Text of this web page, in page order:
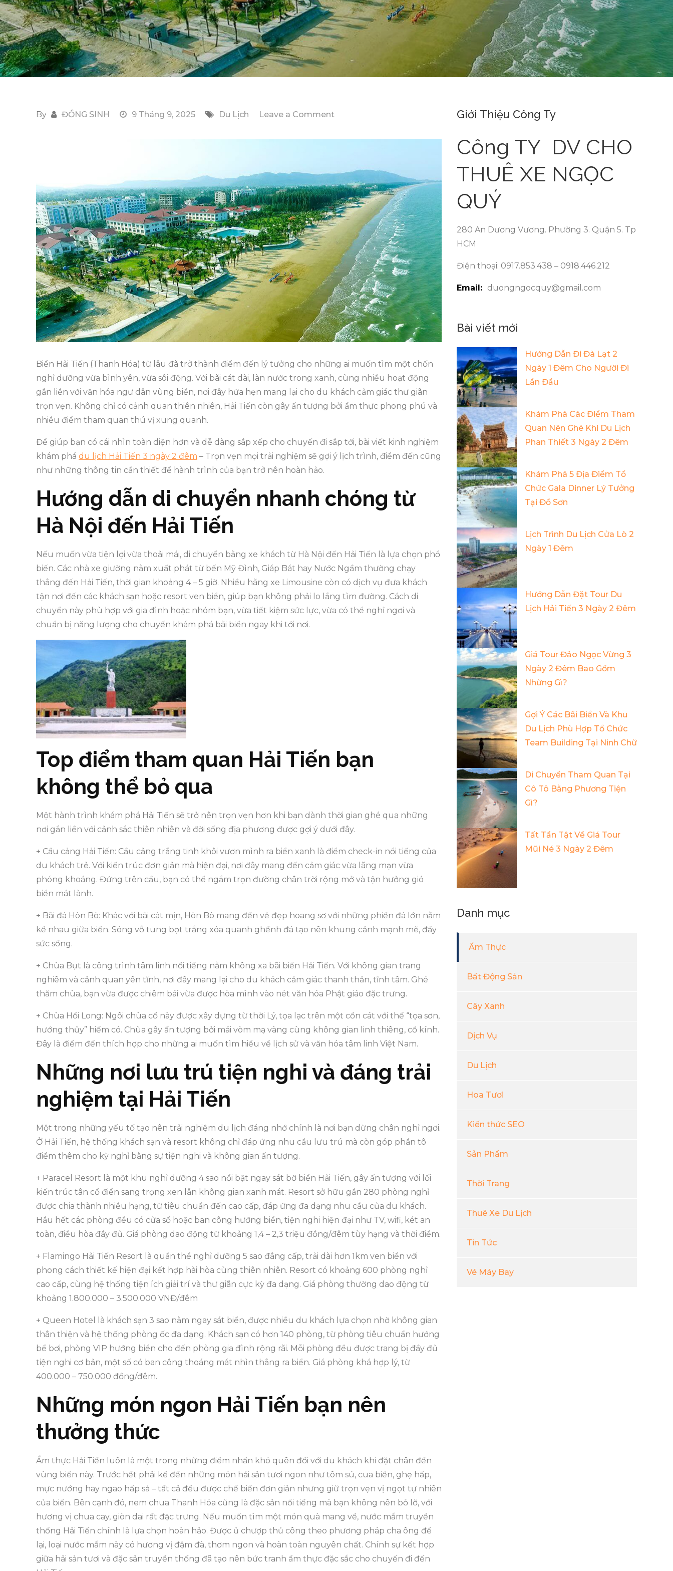
By ĐỒNG SINH 9 Tháng 9, 2025 Du Lịch Leave a Comment
Nghiệm
Phá
Hải
Tiến
3
Ngày
2
Đêm
–
Trọn
Vẹn
Mọi
Trải
Nghiệm
Biển Hải Tiến (Thanh Hóa) từ lâu đã trở thành điểm đến lý tưởng cho những ai muốn tìm một chốn
nghỉ dưỡng vừa bình yên, vừa sôi động. Với bãi cát dài, làn nước trong xanh, cùng nhiều hoạt động
gắn liền với văn hóa ngư dân vùng biển, nơi đây hứa hẹn mang lại cho du khách cảm giác thư giãn
trọn vẹn. Không chỉ có cảnh quan thiên nhiên, Hải Tiến còn gây ấn tượng bởi ẩm thực phong phú và
nhiều điểm tham quan thú vị xung quanh.
Để giúp bạn có cái nhìn toàn diện hơn và dễ dàng sắp xếp cho chuyến đi sắp tới, bài viết kinh nghiệm
khám phá du lịch Hải Tiến 3 ngày 2 đêm – Trọn vẹn mọi trải nghiệm sẽ gợi ý lịch trình, điểm đến cũng
như những thông tin cần thiết để hành trình của bạn trở nên hoàn hảo.
Hướng dẫn di chuyển nhanh chóng từ
Hà Nội đến Hải Tiến
Nếu muốn vừa tiện lợi vừa thoải mái, di chuyển bằng xe khách từ Hà Nội đến Hải Tiến là lựa chọn phổ
biến. Các nhà xe giường nằm xuất phát từ bến Mỹ Đình, Giáp Bát hay Nước Ngầm thường chạy
thẳng đến Hải Tiến, thời gian khoảng 4 – 5 giờ. Nhiều hãng xe Limousine còn có dịch vụ đưa khách
tận nơi đến các khách sạn hoặc resort ven biển, giúp bạn không phải lo lắng tìm đường. Cách di
chuyển này phù hợp với gia đình hoặc nhóm bạn, vừa tiết kiệm sức lực, vừa có thể nghỉ ngơi và
chuẩn bị năng lượng cho chuyến khám phá bãi biển ngay khi tới nơi.
Top điểm tham quan Hải Tiến bạn
không thể bỏ qua
Một hành trình khám phá Hải Tiến sẽ trở nên trọn vẹn hơn khi bạn dành thời gian ghé qua những
nơi gắn liền với cảnh sắc thiên nhiên và đời sống địa phương được gợi ý dưới đây.
+ Cầu cảng Hải Tiến: Cầu cảng trắng tinh khôi vươn mình ra biển xanh là điểm check-in nổi tiếng của
du khách trẻ. Với kiến trúc đơn giản mà hiện đại, nơi đây mang đến cảm giác vừa lãng mạn vừa
phóng khoáng. Đứng trên cầu, bạn có thể ngắm trọn đường chân trời rộng mở và tận hưởng gió
biển mát lành.
+ Bãi đá Hòn Bò: Khác với bãi cát mịn, Hòn Bò mang đến vẻ đẹp hoang sơ với những phiến đá lớn nằm
kề nhau giữa biển. Sóng vỗ tung bọt trắng xóa quanh ghềnh đá tạo nên khung cảnh mạnh mẽ, đầy
sức sống.
+ Chùa Bụt là công trình tâm linh nổi tiếng nằm không xa bãi biển Hải Tiến. Với không gian trang
nghiêm và cảnh quan yên tĩnh, nơi đây mang lại cho du khách cảm giác thanh thản, tĩnh tâm. Ghé
thăm chùa, bạn vừa được chiêm bái vừa được hòa mình vào nét văn hóa Phật giáo đặc trưng.
+ Chùa Hồi Long: Ngôi chùa cổ này được xây dựng từ thời Lý, tọa lạc trên một cồn cát với thế “tọa sơn,
hướng thủy” hiếm có. Chùa gây ấn tượng bởi mái vòm mạ vàng cùng không gian linh thiêng, cổ kính.
Đây là điểm đến thích hợp cho những ai muốn tìm hiểu về lịch sử và văn hóa tâm linh Việt Nam.
Những nơi lưu trú tiện nghi và đáng trải
nghiệm tại Hải Tiến
Một trong những yếu tố tạo nên trải nghiệm du lịch đáng nhớ chính là nơi bạn dừng chân nghỉ ngơi.
Ở Hải Tiến, hệ thống khách sạn và resort không chỉ đáp ứng nhu cầu lưu trú mà còn góp phần tô
điểm thêm cho kỳ nghỉ bằng sự tiện nghi và không gian ấn tượng.
+ Paracel Resort là một khu nghỉ dưỡng 4 sao nổi bật ngay sát bờ biển Hải Tiến, gây ấn tượng với lối
kiến trúc tân cổ điển sang trọng xen lẫn không gian xanh mát. Resort sở hữu gần 280 phòng nghỉ
được chia thành nhiều hạng, từ tiêu chuẩn đến cao cấp, đáp ứng đa dạng nhu cầu của du khách.
Hầu hết các phòng đều có cửa sổ hoặc ban công hướng biển, tiện nghi hiện đại như TV, wifi, két an
toàn, điều hòa đầy đủ. Giá phòng dao động từ khoảng 1,4 – 2,3 triệu đồng/đêm tùy hạng và thời điểm.
+ Flamingo Hải Tiến Resort là quần thể nghỉ dưỡng 5 sao đẳng cấp, trải dài hơn 1km ven biển với
phong cách thiết kế hiện đại kết hợp hài hòa cùng thiên nhiên. Resort có khoảng 600 phòng nghỉ
cao cấp, cùng hệ thống tiện ích giải trí và thư giãn cực kỳ đa dạng. Giá phòng thường dao động từ
khoảng 1.800.000 – 3.500.000 VNĐ/đêm
+ Queen Hotel là khách sạn 3 sao nằm ngay sát biển, được nhiều du khách lựa chọn nhờ không gian
thân thiện và hệ thống phòng ốc đa dạng. Khách sạn có hơn 140 phòng, từ phòng tiêu chuẩn hướng
bể bơi, phòng VIP hướng biển cho đến phòng gia đình rộng rãi. Mỗi phòng đều được trang bị đầy đủ
tiện nghi cơ bản, một số có ban công thoáng mát nhìn thẳng ra biển. Giá phòng khá hợp lý, từ
400.000 – 750.000 đồng/đêm.
Những món ngon Hải Tiến bạn nên
thưởng thức
Ẩm thực Hải Tiến luôn là một trong những điểm nhấn khó quên đối với du khách khi đặt chân đến
vùng biển này. Trước hết phải kể đến những món hải sản tươi ngon như tôm sú, cua biển, ghẹ hấp,
mực nướng hay ngao hấp sả – tất cả đều được chế biến đơn giản nhưng giữ trọn vẹn vị ngọt tự nhiên
của biển. Bên cạnh đó, nem chua Thanh Hóa cũng là đặc sản nổi tiếng mà bạn không nên bỏ lỡ, với
hương vị chua cay, giòn dai rất đặc trưng. Nếu muốn tìm một món quà mang về, nước mắm truyền
thống Hải Tiến chính là lựa chọn hoàn hảo. Được ủ chượp thủ công theo phương pháp cha ông để
lại, loại nước mắm này có hương vị đậm đà, thơm ngon và hoàn toàn nguyên chất. Chính sự kết hợp
giữa hải sản tươi và đặc sản truyền thống đã tạo nên bức tranh ẩm thực đặc sắc cho chuyến đi đến
Giới Thiệu Công Ty
Công TY DV CHO
THUÊ XE NGỌC
QUÝ
280 An Dương Vương. Phường 3. Quận 5. Tp
HCM
Điện thoại: 0917.853.438 – 0918.446.212
Email: duongngocquy@gmail.com
Bài viết mới
Hướng Dẫn Đi Đà Lạt 2
Ngày 1 Đêm Cho Người Đi
Lần Đầu
Khám Phá Các Điểm Tham
Quan Nên Ghé Khi Du Lịch
Phan Thiết 3 Ngày 2 Đêm
Khám Phá 5 Địa Điểm Tổ
Chức Gala Dinner Lý Tưởng
Tại Đồ Sơn
Lịch Trình Du Lịch Cửa Lò 2
Ngày 1 Đêm
Hướng Dẫn Đặt Tour Du
Lịch Hải Tiến 3 Ngày 2 Đêm
Giá Tour Đảo Ngọc Vừng 3
Ngày 2 Đêm Bao Gồm
Những Gì?
Gợi Ý Các Bãi Biển Và Khu
Du Lịch Phù Hợp Tổ Chức
Team Building Tại Ninh Chữ
Di Chuyển Tham Quan Tại
Cô Tô Bằng Phương Tiện
Gì?
Tất Tần Tật Về Giá Tour
Mũi Né 3 Ngày 2 Đêm
Danh mục
Ẩm Thực
Bất Động Sản
Cây Xanh
Dịch Vụ
Du Lịch
Hoa Tươi
Kiến thức SEO
Sản Phẩm
Thời Trang
Thuê Xe Du Lịch
Tin Tức
Vé Máy Bay